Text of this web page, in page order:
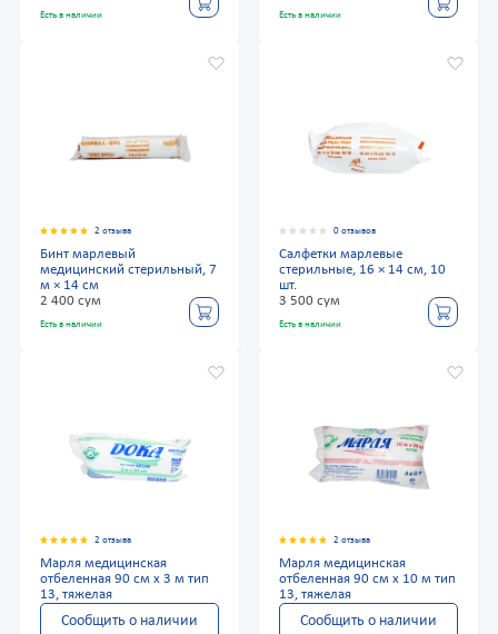
Есть в наличии Есть в наличии
2 отзыва
Бинт марлевый
медицинский стерильный, 7
м × 14 см
2 400 сум
Есть в наличии
0 отзывов
Салфетки марлевые
стерильные, 16 × 14 см, 10
шт.
3 500 сум
Есть в наличии
2 отзыва
Марля медицинская
отбеленная 90 см х 3 м тип
13, тяжелая
Сообщить о наличии
2 отзыва
Марля медицинская
отбеленная 90 см х 10 м тип
13, тяжелая
Сообщить о наличии